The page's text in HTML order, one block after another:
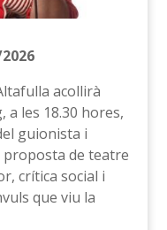
acollirà
a les 18.30 hores,
guionista i
de teatre
crítica social i
que viu la